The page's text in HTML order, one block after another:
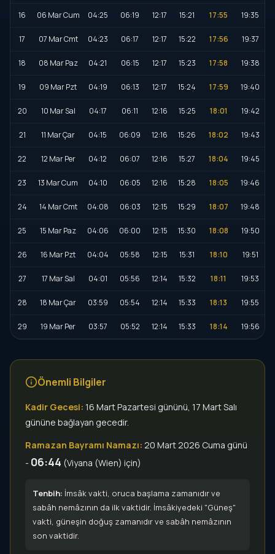
16 06 Mar Cum 04:25 06:19 12:17 15:21 17:55 19:35
17 07 Mar Cmt 04:23 06:17 12:17 15:22 17:56 19:37
18 08 Mar Paz 04:21 06:15 12:17 15:23 17:58 19:38
19 09 Mar Pzt 04:19 06:13 12:17 15:24 17:59 19:40
20 10 Mar Sal 04:17 06:11 12:16 15:25 18:01 19:42
21 11 Mar Çar 04:15 06:09 12:16 15:26 18:02 19:43
22 12 Mar Per 04:12 06:07 12:16 15:27 18:04 19:45
23 13 Mar Cum 04:10 06:05 12:16 15:28 18:05 19:46
24 14 Mar Cmt 04:08 06:03 12:15 15:29 18:07 19:48
25 15 Mar Paz 04:06 06:00 12:15 15:30 18:08 19:50
26 16 Mar Pzt 04:04 05:58 12:15 15:31 18:10 19:51
27 17 Mar Sal 04:01 05:56 12:14 15:32 18:11 19:53
28 18 Mar Çar 03:59 05:54 12:14 15:33 18:13 19:55
29 19 Mar Per 03:57 05:52 12:14 15:33 18:14 19:56
Önemli Bilgiler
Kadir Gecesi: 16 Mart Pazartesi gününü, 17 Mart Salı
gününe bağlayan gecedir.
Ramazan Bayramı Namazı: 20 Mart 2026 Cuma günü
- 06:44 (Viyana (Wien) için)
Tenbih: İmsâk vakti, oruca başlama zamanıdır ve
sabâh nemâzının da ilk vaktidir. İmsâkiyedeki "Güneş"
vakti, güneşin doğuş zamanıdır ve sabâh nemâzının
son vaktidir.